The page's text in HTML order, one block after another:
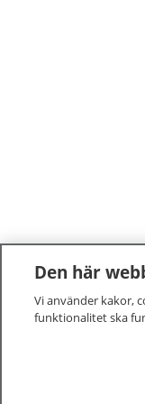
Den här
Vi använder kakor,
funktionalitet ska